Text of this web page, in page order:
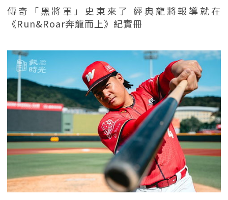
傳奇「黑將軍」史東來了 經典龍將報導就在
《Run&Roar奔龍而上》紀實冊